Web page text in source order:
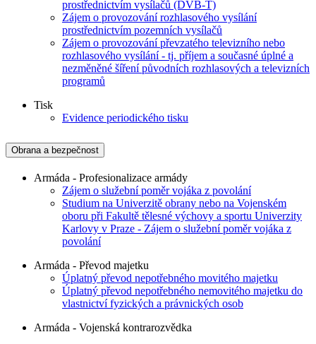
prostřednictvím vysílačů (DVB-T)
Zájem o provozování rozhlasového vysílání
prostřednictvím pozemních vysílačů
Zájem o provozování převzatého televizního nebo
rozhlasového vysílání - tj. příjem a současné úplné a
nezměněné šíření původních rozhlasových a televizních
programů
Tisk
Evidence periodického tisku
Obrana a bezpečnost
Armáda - Profesionalizace armády
Zájem o služební poměr vojáka z povolání
Studium na Univerzitě obrany nebo na Vojenském
oboru při Fakultě tělesné výchovy a sportu Univerzity
Karlovy v Praze - Zájem o služební poměr vojáka z
povolání
Armáda - Převod majetku
Úplatný převod nepotřebného movitého majetku
Úplatný převod nepotřebného nemovitého majetku do
vlastnictví fyzických a právnických osob
Armáda - Vojenská kontrarozvědka